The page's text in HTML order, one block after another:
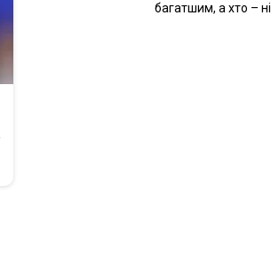
багатшим, а хто – ні